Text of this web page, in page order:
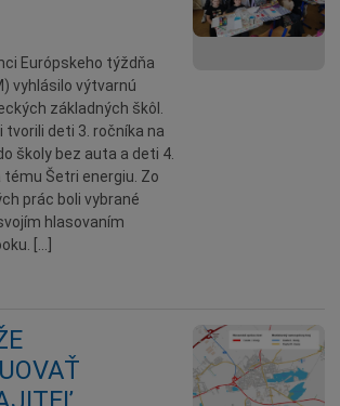
Európskeho týždňa
vyhlásilo výtvarnú
základných škôl.
deti 3. ročníka na
školy bez auta a deti 4.
Šetri energiu. Zo
prác boli vybrané
hlasovaním
[…]